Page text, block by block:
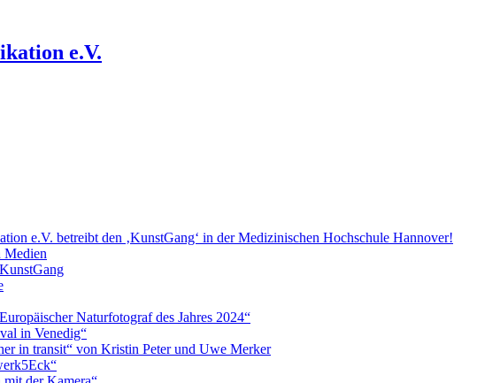
e.V.
e.V. betreibt den ‚KunstGang‘ in der Medizinischen Hochschule Hannover!
Naturfotograf des Jahres 2024“
in Venedig“
in transit“ von Kristin Peter und Uwe Merker